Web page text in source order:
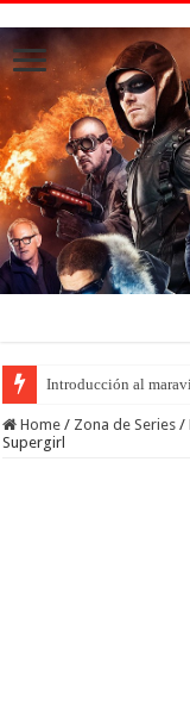
Introducción al
Home / Zona de Series /
Supergirl